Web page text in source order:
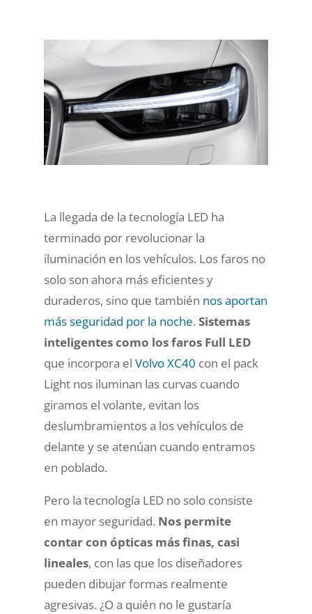
La llegada de la tecnología LED ha
terminado por revolucionar la
iluminación en los vehículos. Los faros no
solo son ahora más eficientes y
duraderos, sino que también nos aportan
más seguridad por la noche. Sistemas
inteligentes como los faros Full LED
que incorpora el Volvo XC40 con el pack
Light nos iluminan las curvas cuando
giramos el volante, evitan los
deslumbramientos a los vehículos de
delante y se atenúan cuando entramos
en poblado.
Pero la tecnología LED no solo consiste
en mayor seguridad. Nos permite
contar con ópticas más finas, casi
lineales, con las que los diseñadores
pueden dibujar formas realmente
agresivas. ¿O a quién no le gustaría